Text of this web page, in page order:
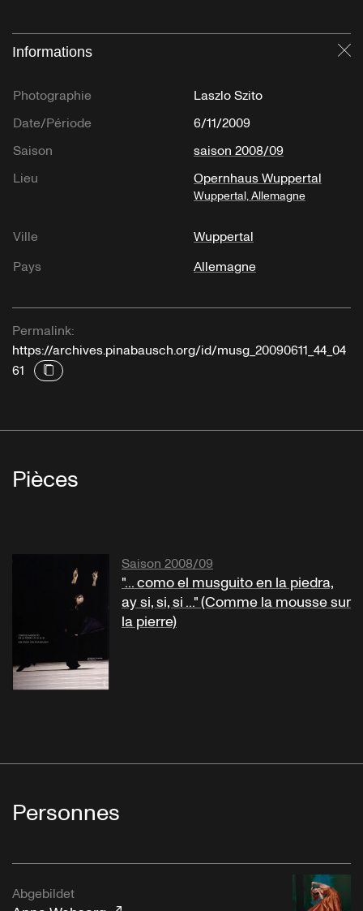
Informations
Photographie
Laszlo Szito
Date/Période
6/11/2009
Saison
saison 2008/09
Lieu
Opernhaus Wuppertal
Wuppertal, Allemagne
Ville
Wuppertal
Pays
Allemagne
Permalink:
https://archives.pinabausch.org/id/musg_20090611_44_04
61
Pièces
Saison 2008/09
"... como el musguito en la piedra,
ay si, si, si ..." (Comme la mousse sur
la pierre)
Personnes
Abgebildet